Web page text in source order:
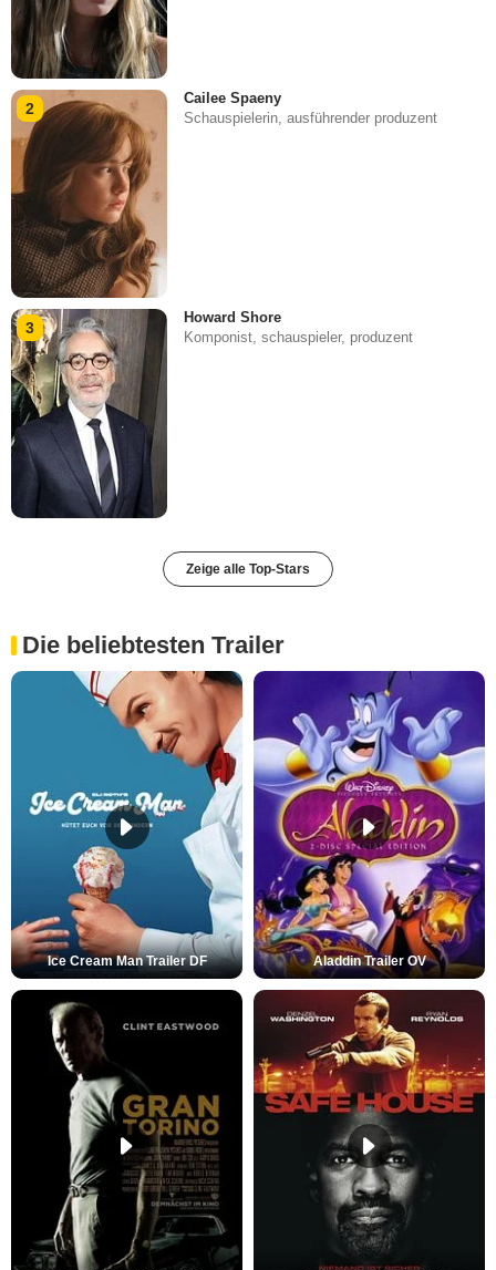
2
Cailee Spaeny
Schauspielerin, ausführender produzent
3
Howard Shore
Komponist, schauspieler, produzent
Zeige alle Top-Stars
Die beliebtesten Trailer
Ice Cream Man Trailer DF Aladdin Trailer OV